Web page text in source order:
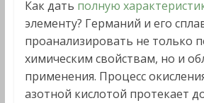
Как дать полную
элементу? Германий и его
проанализировать не только
химическим свойствам, но и
применения. Процесс
азотной кислотой протекает